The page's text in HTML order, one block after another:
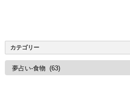
カテゴリー